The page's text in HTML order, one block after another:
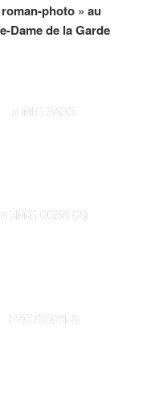
photo » au
Dame de la Garde
s MG 3835
s IMG 0038 (2)
P4075921-b